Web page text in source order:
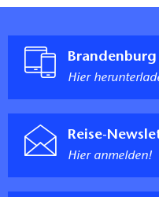
Brandenburg
Hier
Reise-
Hier anmelden!